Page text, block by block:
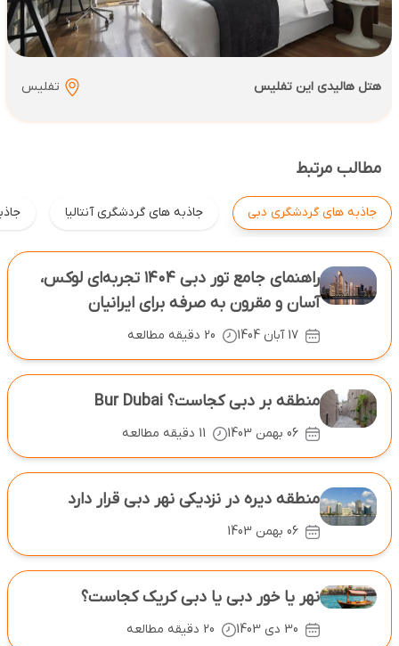
هتل هالیدی این تفلیس تفلیس
مطالب مرتبط
جاذبه های گردشگری دبی جاذبه های گردشگری آنتالیا
راهنمای جامع تور دبی ۱۴۰۴ تجربه‌ای لوکس،
آسان و مقرون ‌به‌ صرفه برای ایرانیان
17 آبان 1404 20 دقیقه مطالعه
منطقه بر دبی کجاست؟ Bur Dubai
06 بهمن 1403
منطقه دیره در نزدیکی نهر دبی قرار دارد
06 بهمن 1403
نهر یا خور دبی یا دبی کریک کجاست؟
30 دی 1403 20 دقیقه مطالعه